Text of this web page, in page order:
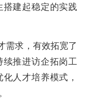
搭建起稳定的实践
需求，有效拓宽了
推进访企拓岗工
化人才培养模式，